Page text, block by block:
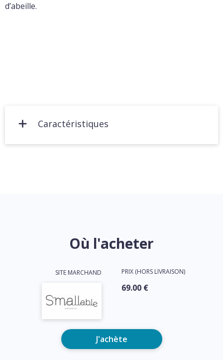
d’abeille.
Caractéristiques
Où l'acheter
SITE MARCHAND PRIX (HORS LIVRAISON)
69.00 €
J'achète